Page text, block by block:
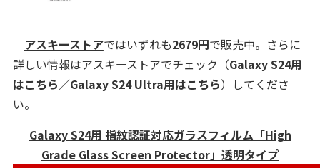
アスキーストアではいずれも2679円で販売中。さらに
詳しい情報はアスキーストアでチェック（Galaxy S24用
はこちら／Galaxy S24 Ultra用はこちら）してくださ
い。
Galaxy S24用 指紋認証対応ガラスフィルム「High
Grade Glass Screen Protector」透明タイプ